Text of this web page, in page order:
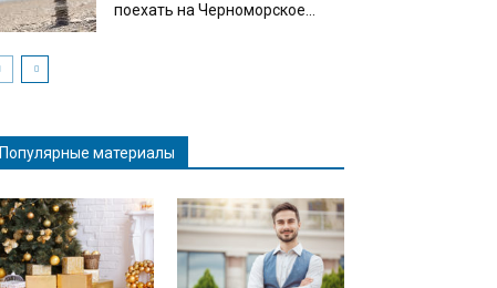
поехать на Черноморское...
Популярные материалы